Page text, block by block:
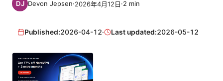
Devon Jepsen·2026年4月12日·2 min
Published:2026-04-12· Last updated:2026-05-12